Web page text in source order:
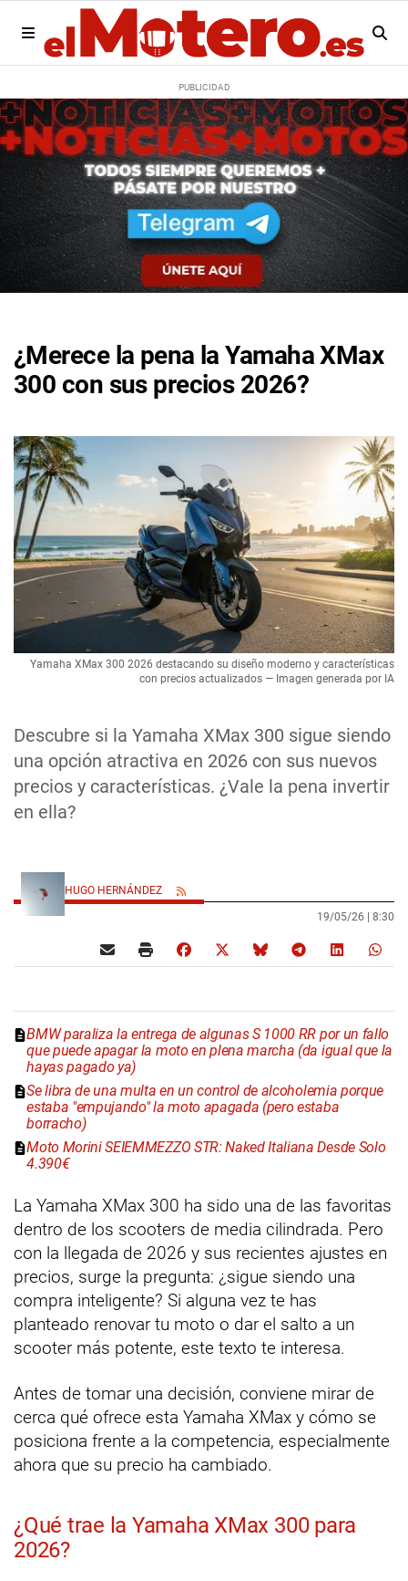
¿Merece la pena la Yamaha XMax
300 con sus precios 2026?
Descubre si la Yamaha XMax 300 sigue siendo
una opción atractiva en 2026 con sus nuevos
precios y características. ¿Vale la pena invertir
en ella?
Yamaha XMax 300 2026 destacando su diseño moderno y características
con precios actualizados — Imagen generada por IA
HUGO HERNÁNDEZ
19/05/26 | 8:30
BMW paraliza la entrega de algunas S 1000 RR por un fallo
que puede apagar la moto en plena marcha (da igual que la
hayas pagado ya)
Se libra de una multa en un control de alcoholemia porque
estaba "empujando" la moto apagada (pero estaba
borracho)
Moto Morini SEIEMMEZZO STR: Naked Italiana Desde Solo
4.390€
La Yamaha XMax 300 ha sido una de las favoritas
dentro de los scooters de media cilindrada. Pero
con la llegada de 2026 y sus recientes ajustes en
precios, surge la pregunta: ¿sigue siendo una
compra inteligente? Si alguna vez te has
planteado renovar tu moto o dar el salto a un
scooter más potente, este texto te interesa.
Antes de tomar una decisión, conviene mirar de
cerca qué ofrece esta Yamaha XMax y cómo se
posiciona frente a la competencia, especialmente
ahora que su precio ha cambiado.
¿Qué trae la Yamaha XMax 300 para
2026?